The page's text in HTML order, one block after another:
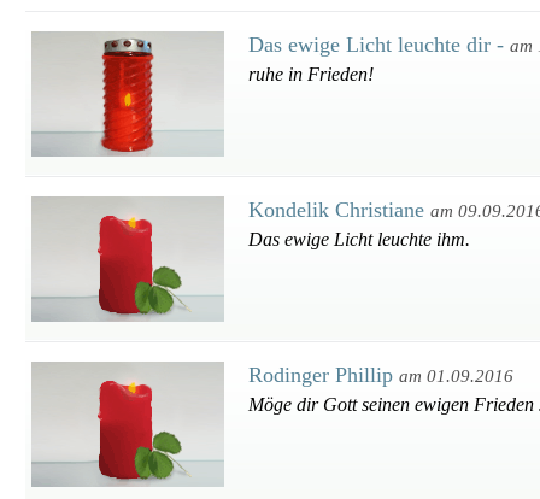
Das ewige Licht leuchte dir - am
ruhe in Frieden!
Kondelik Christiane am
Das ewige Licht leuchte ihm.
Rodinger Phillip am 01.09.2016
Möge dir Gott seinen ewigen Frieden